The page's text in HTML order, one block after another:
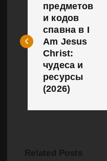
и
я
предметов
и кодов
спавна в I
Am Jesus
Christ:
чудеса и
ресурсы
(2026)
Related Posts